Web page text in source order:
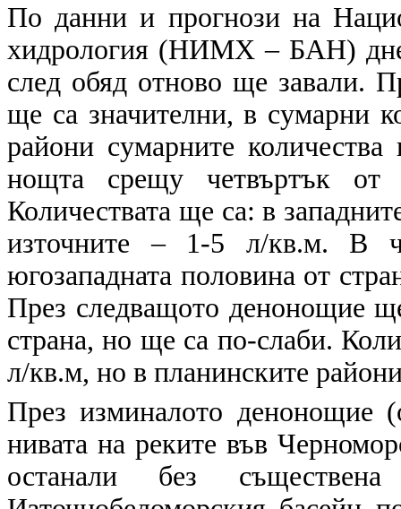
По данни и прогнози на
хидрология (НИМХ – БАН)
след обяд отново ще завали.
ще са значителни, в сумарни
райони сумарните
нощта срещу четвъртък от
Количествата ще са: в
източните – 1-5 л/кв.м. В
югозападната половина от
През следващото денонощие
страна, но ще са по-слаби.
л/кв.м, но в планинските
През изминалото
нивата на реките във
останали без